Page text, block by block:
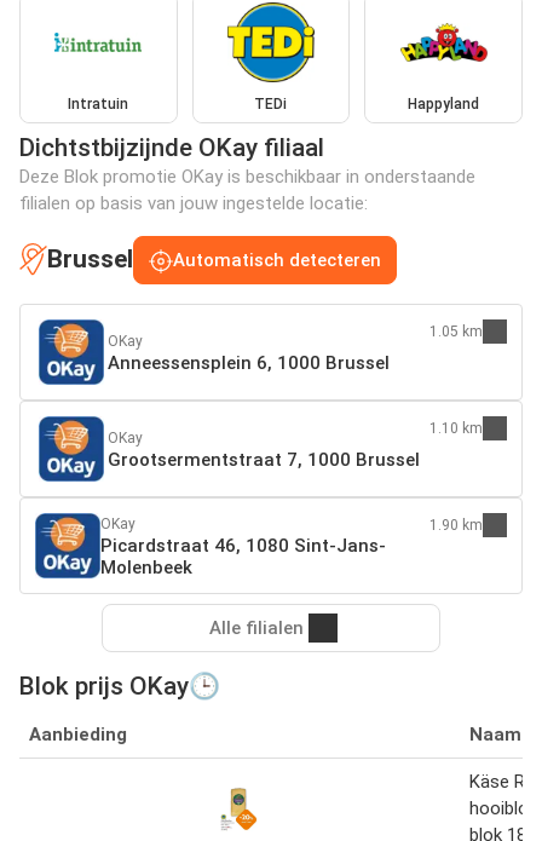
Intratuin TEDi Happyland
Dichtstbijzijnde OKay filiaal
Deze Blok promotie OKay is beschikbaar in onderstaande
filialen op basis van jouw ingestelde locatie:
Brussel Automatisch detecteren
OKay
Anneessensplein 6, 1000 Brussel
1.05 km
OKay
Grootsermentstraat 7, 1000 Brussel
1.10 km
OKay
Picardstraat 46, 1080 Sint-Jans-
Molenbeek
1.90 km
Alle filialen
Blok prijs OKay🕒
Aanbieding Naam
Käse
blok 180